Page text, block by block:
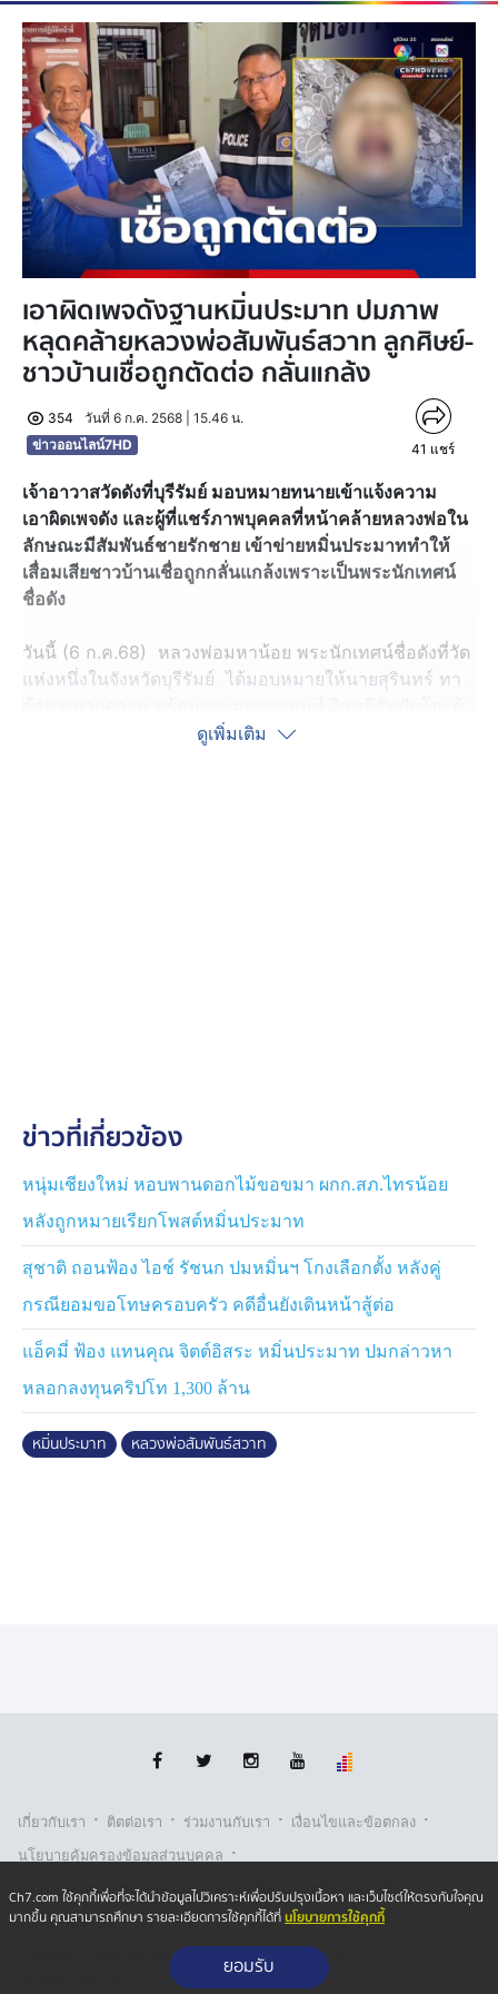
เอาผิดเพจดังฐานหมิ่นประมาท ปมภาพ
หลุดคล้ายหลวงพ่อสัมพันธ์สวาท ลูกศิษย์-
ชาวบ้านเชื่อถูกตัดต่อ กลั่นแกล้ง
354
วันที่ 6 ก.ค. 2568 | 15.46 น.
ข่าวออนไลน์7HD
41 แชร์
เจ้าอาวาสวัดดังที่บุรีรัมย์ มอบหมายทนายเข้าแจ้งความ
เอาผิดเพจดัง และผู้ที่แชร์ภาพบุคคลที่หน้าคล้ายหลวงพ่อใน
ลักษณะมีสัมพันธ์ชายรักชาย เข้าข่ายหมิ่นประมาททำให้
เสื่อมเสียชาวบ้านเชื่อถูกกลั่นแกล้งเพราะเป็นพระนักเทศน์
ชื่อดัง
วันนี้ (6 ก.ค.68) หลวงพ่อมหาน้อย พระนักเทศน์ชื่อดังที่วัด
แห่งหนึ่งในจังหวัดบุรีรัมย์ ได้มอบหมายให้นายสุรินทร์ ทา
ช่วยเจ้าอาวาสวัดดังกล่าวเดินทางเข้าแจ้งความต่อ
ความจากสิ่งที่เห็นเพียงด้านเดียว หากมีการโพส์ตหรือแชร์
ด้านพระมหาอานนท์ วิสุทธิสัมปันโณ ผู้ช่วยเจ้าอาวาส เปิด
เผยว่า หลวงพ่อท่านเดินทางไปปฏิบัติศาสนกิจที่ญี่ปุ่น 2 – 3
วันแล้ว ยังไม่มีกำหนดกลับ
เบื้องต้นเชื่อว่าเรื่องที่เกิดขึ้น “ไม่น่าจะเป็นความจริง” และ
สงสัยว่าภาพอาจถูกตัดต่อใส่ร้าย เนื่องจากหลวงพ่อเป็นพระ
ที่ระมัดระวังพฤติกรรมมาก และไม่เปิดโอกาสให้บุคคล
ภายนอกเข้าเขตสงฆ์ได้ง่ายก็ต้องรอหลวงพ่อท่านกลับมา
ชี้แจงด้วยตัวเอง
แล้ว อยู่ระหว่างการตรวจสอบข้อเท็จจริง และสำนักงาน
พระพุทธศาสนาจังหวัดจะเดินทางมาตรวจสอบอีกครั้ง
ดูเพิ่มเติม
ข่าวที่เกี่ยวข้อง
หนุ่มเชียงใหม่ หอบพานดอกไม้ขอขมา ผกก.สภ.ไทรน้อย
หลังถูกหมายเรียกโพสต์หมิ่นประมาท
สุชาติ ถอนฟ้อง ไอช์ รัชนก ปมหมิ่นฯ โกงเลือกตั้ง หลังคู่
กรณียอมขอโทษครอบครัว คดีอื่นยังเดินหน้าสู้ต่อ
แอ็คมี่ ฟ้อง แทนคุณ จิตต์อิสระ หมิ่นประมาท ปมกล่าวหา
หลอกลงทุนคริปโท 1,300 ล้าน
หมิ่นประมาท หลวงพ่อสัมพันธ์สวาท
เกี่ยวกับเรา · ติตต่อเรา · ร่วมงานกับเรา · เงื่อนไขและข้อตกลง ·
นโยบายคุ้มครองข้อมูลส่วนบุคคล ·
นโยบายคุ้มครองข้อมูลส่วนบุคคล (ออนไลน์) · นโยบายคุกกี้ ·
รับเรื่องร้องเรียน
Copyright © 2026 Bangkok Broadcasting & T.V. Co.,Ltd.
Ch7.com ใช้คุกกี้เพื่อที่จะได้นำข้อมูลไปวิเคราะห์เพื่อปรับปรุงเนื้อหา และเว็บไซต์ให้ตรงกับใจคุณ
มากขึ้น คุณสามารถศึกษา รายละเอียดการใช้คุกกี้ได้ที่นโยบายการใช้คุกกี้
ยอมรับ